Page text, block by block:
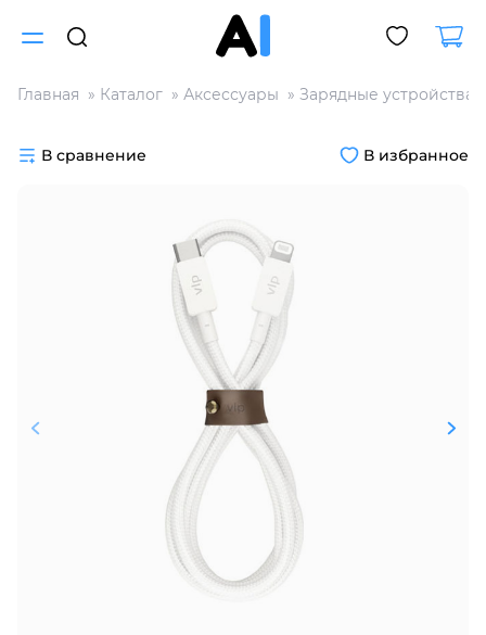
Главная Каталог Аксессуары Зарядные устройства
В сравнение В избранное
Разбейте
без переплат
График платежей
25